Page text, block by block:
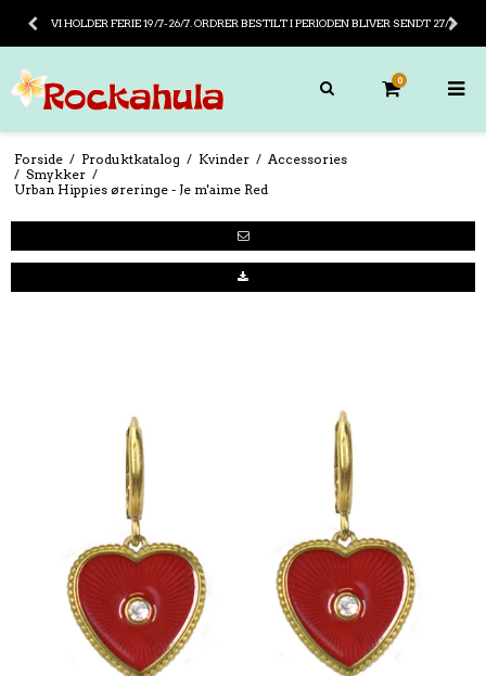
VI HOLDER FERIE 19/7-26/7. ORDRER BESTILT I PERIODEN BLIVER SENDT 27/7
0
Forside / Produktkatalog / Kvinder / Accessories
/ Smykker /
Urban Hippies øreringe - Je m'aime Red